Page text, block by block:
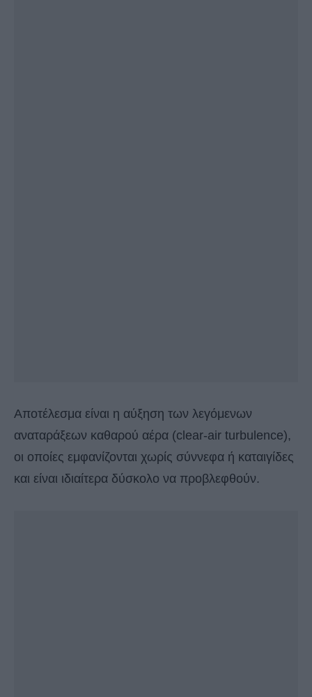
Αποτέλεσμα είναι η αύξηση των λεγόμενων
αναταράξεων καθαρού αέρα (clear-air turbulence),
οι οποίες εμφανίζονται χωρίς σύννεφα ή καταιγίδες
και είναι ιδιαίτερα δύσκολο να προβλεφθούν.